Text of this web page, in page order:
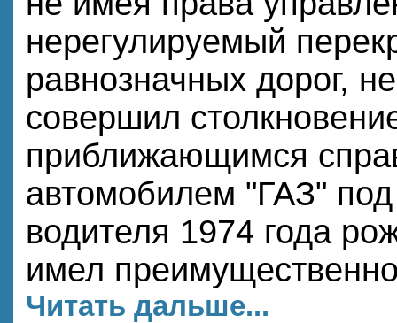
нерегулируемый
равнозначных дорог,
совершил
приближающимся
автомобилем "ГАЗ"
водителя 1974 года
имел
Читать дальше...